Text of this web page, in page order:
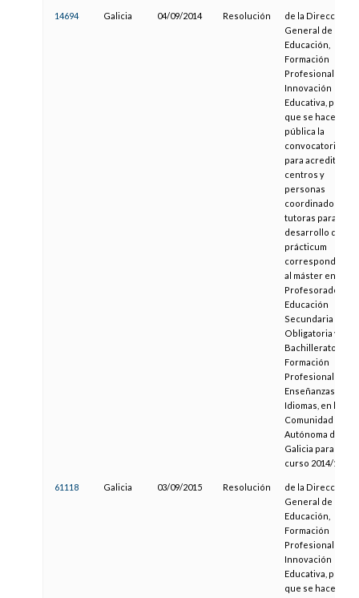
14694 Galicia 04/09/2014 Resolución
de la Dirección
General de
Educación,
Formación
Profesional e
Innovación
Educativa, por la
que se hace
pública la
convocatoria
para acreditar
centros y
personas
coordinadoras y
tutoras para el
desarrollo del
prácticum
correspondiente
al máster en
Profesorado de
Educación
Secundaria
Obligatoria y
Bachillerato,
Formación
Profesional y
Enseñanzas de
Idiomas, en la
Comunidad
Autónoma de
Galicia para el
curso 2014/15
61118 Galicia 03/09/2015 Resolución
de la Dirección
General de
Educación,
Formación
Profesional e
Innovación
Educativa, por la
que se hace